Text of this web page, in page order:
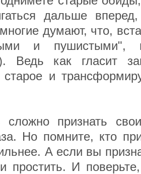
дальше
думают, что,
и пушистыми",
Ведь как гласит
старое и
сложно признать
Но помните, кто
А если вы
простить. И поверьте,